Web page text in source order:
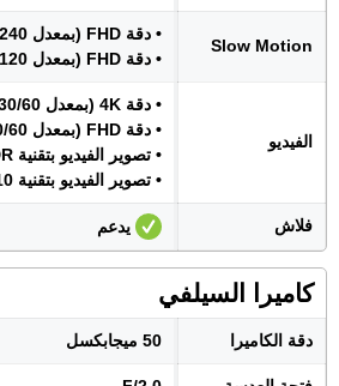
Slow Motion
• دقة FHD (بمعدل 240 إطار)
• دقة FHD (بمعدل 120 إطار)
الفيديو
• دقة 4K (بمعدل 30/60 إطار)
• دقة FHD (بمعدل 30/60 إطار)
• تصوير الفيديو بتقنية HDR
• تصوير الفيديو بتقنية 10 بت Log
فلاش يدعم
كاميرا السيلفي
دقة الكاميرا 50 ميجابكسل